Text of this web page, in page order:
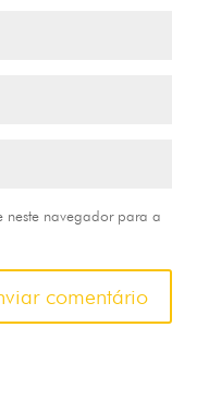
neste navegador para a